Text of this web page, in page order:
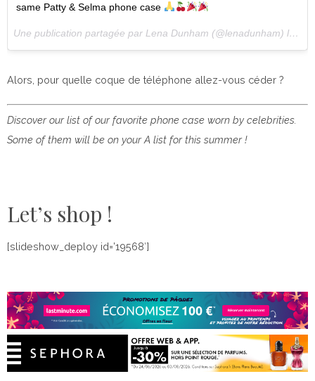
same Patty & Selma phone case
Une publication partagée par Lena Dunham (@lenadunham) le
Alors, pour quelle coque de téléphone allez-vous céder ?
Discover our list of our favorite phone case worn by celebrities.
Some of them will be on your A list for this summer !
Let’s shop !
[slideshow_deploy id=’19568′]